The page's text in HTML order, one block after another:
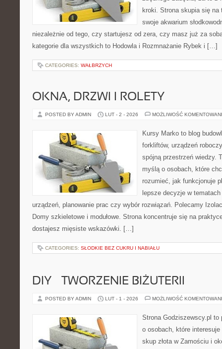
kroki. Strona skupia się na
swoje akwarium
niezależnie od tego, czy startujesz od zera, czy masz już za
kategorie dla wszystkich to Hodowla i Rozmnażanie Rybek i […]
CATEGORIES: WAŁBRZYCH
OKNA, DRZWI I ROLETY
POSTED BY ADMIN LUT - 2 - 2026 MOŻLIWOŚĆ
Kursy Marko to blog
forkliftów, urządzeń
spójną przestrzeń wiedzy.
myślą o osobach, które
rozumieć, jak funkcjonuje
lepsze decyzje w
urządzeń, planowanie prac czy wybór rozwiązań. Polecamy
Domy szkieletowe i modułowe. Strona koncentruje się na
dostajesz mięsiste wskazówki. […]
CATEGORIES: SŁODKIE BEZ CUKRU I NABIAŁU
DIY – TWORZENIE BIŻUTERII
POSTED BY ADMIN LUT - 1 - 2026 MOŻLIWOŚĆ
Strona Godziszewscy.pl to
o osobach, które
skup złota w Zamościu i